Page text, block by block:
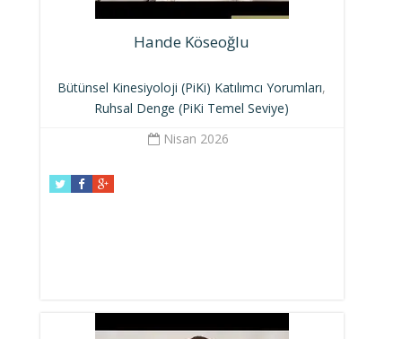
Hande Köseoğlu
Bütünsel Kinesiyoloji (PiKi) Katılımcı Yorumları,
Ruhsal Denge (PiKi Temel Seviye)
Nisan 2026